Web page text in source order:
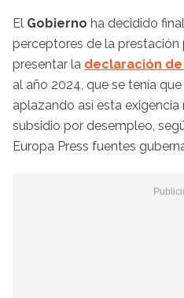
El Gobierno ha decidido
perceptores de la
presentar la declaración
al año 2024, que se tenía
aplazando así esta
subsidio por desempleo,
Europa Press fuentes